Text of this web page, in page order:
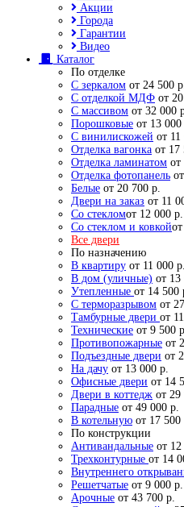
Акции
Города
Гарантии
Видео
Каталог
По отделке
С зеркалом от 24 500
С отделкой МДФ от
С массивом от 32 000
Порошковые от 13 000
С винилискожей от 11
Отделка вагонка от 17
Отделка ламинатом от
Отделка фотопанель
Белые от 20 700 р.
Двери на заказ от 11
Со стекломот 12 000 р.
Со стеклом и ковкой
Все двери
По назначению
В квартиру от 11 000 р.
В дом (уличные) от 13
Утепленные от 14 500
С терморазрывом от
Тамбурные двери от
Технические от 9 500
Противопожарные от
Подъездные двери от
На дачу от 13 000 р.
Офисные двери от 14
Двери в коттедж от 29
Парадные от 49 000 р.
В котельную от 17 500
По конструкции
Антивандальные от
Трехконтурные от 14
Внутреннего
Решетчатые от 9 000 р.
Арочные от 43 700 р.